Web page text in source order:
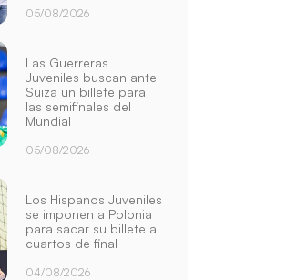
05/08/2026
Las Guerreras
Juveniles buscan ante
Suiza un billete para
las semifinales del
Mundial
05/08/2026
Los Hispanos Juveniles
se imponen a Polonia
para sacar su billete a
cuartos de final
04/08/2026